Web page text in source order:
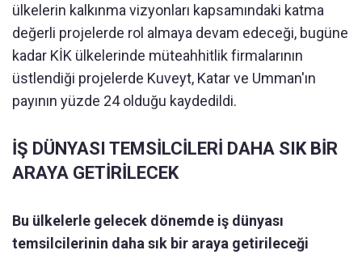
ülkelerin kalkınma vizyonları kapsamındaki katma
değerli projelerde rol almaya devam edeceği, bugüne
kadar KİK ülkelerinde müteahhitlik firmalarının
üstlendiği projelerde Kuveyt, Katar ve Umman'ın
payının yüzde 24 olduğu kaydedildi.
İŞ DÜNYASI TEMSİLCİLERİ DAHA SIK BİR
ARAYA GETİRİLECEK
Bu ülkelerle gelecek dönemde iş dünyası
temsilcilerinin daha sık bir araya getirileceği